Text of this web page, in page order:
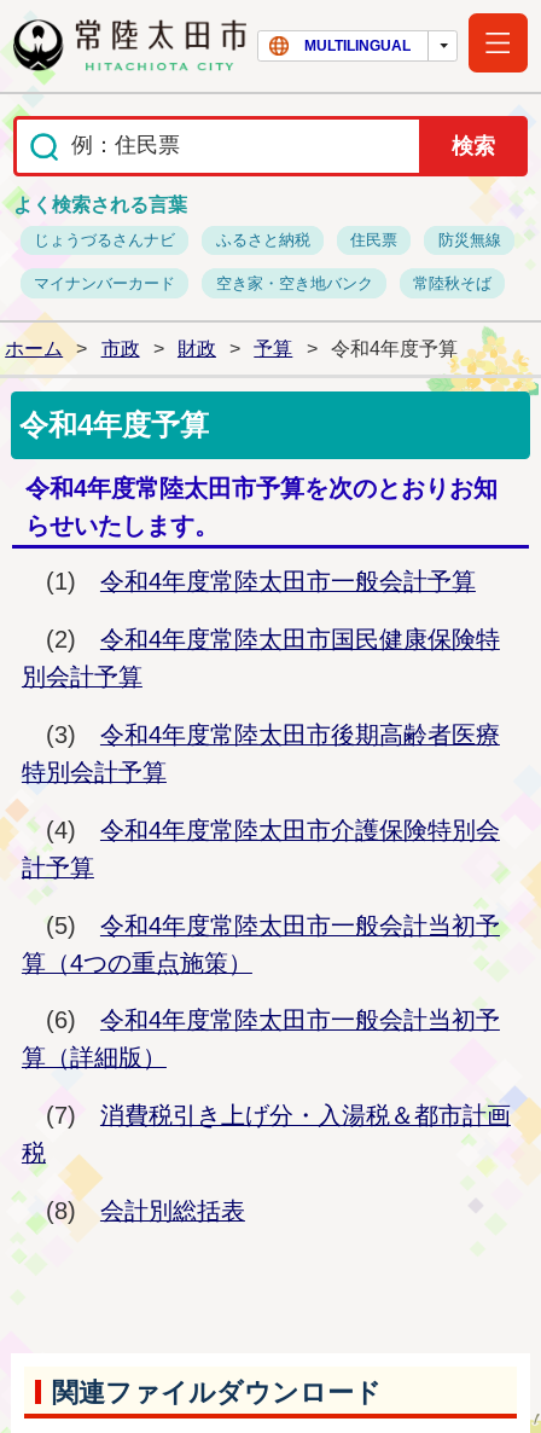
常陸太田市ホー
MULTILINGUAL
よく検索される言葉
じょうづるさんナビ ふるさと納税 住民票 防災無線
マイナンバーカード 空き家・空き地バンク 常陸秋そば
ホーム > 市政 > 財政 > 予算 > 令和4年度予算
令和4年度予算
令和4年度常陸太田市予算を次のとおりお知
らせいたします。
(1) 令和4年度常陸太田市一般会計予算
(2) 令和4年度常陸太田市国民健康保険特
別会計予算
(3) 令和4年度常陸太田市後期高齢者医療
特別会計予算
(4) 令和4年度常陸太田市介護保険特別会
計予算
(5) 令和4年度常陸太田市一般会計当初予
算（4つの重点施策）
(6) 令和4年度常陸太田市一般会計当初予
算（詳細版）
(7) 消費税引き上げ分・入湯税＆都市計画
税
(8) 会計別総括表
関連ファイルダウンロード